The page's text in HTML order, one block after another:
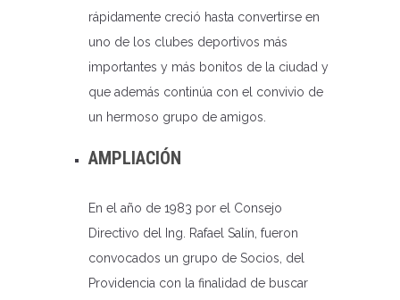
rápidamente creció hasta convertirse en
uno de los clubes deportivos más
importantes y más bonitos de la ciudad y
que además continúa con el convivio de
un hermoso grupo de amigos.
AMPLIACIÓN
En el año de 1983 por el Consejo
Directivo del Ing. Rafael Salín, fueron
convocados un grupo de Socios, del
Providencia con la finalidad de buscar